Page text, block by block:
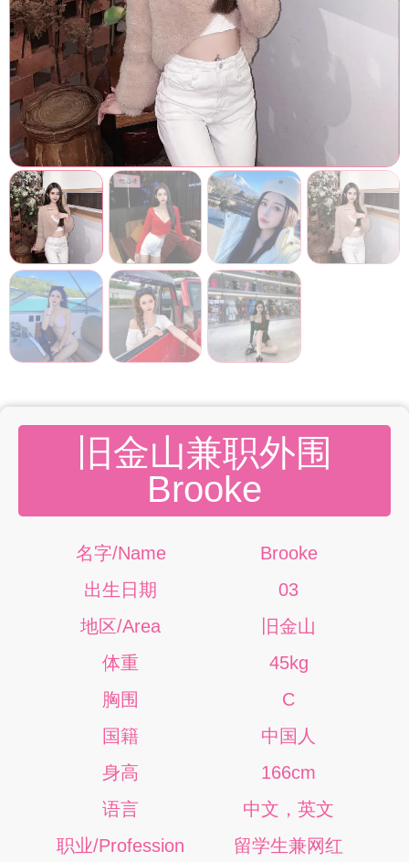
旧金山兼职外围
Brooke
名字/Name
Brooke
出生日期
03
地区/Area
旧金山
体重
45kg
胸围
C
国籍
中国人
身高
166cm
语言
中文，英文
职业/Profession
留学生兼网红